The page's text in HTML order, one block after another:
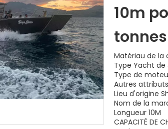
10m
Matériau de la
Type Yacht de
Type de
Autres attributs
Lieu d'origine
Nom de la
Longueur 10M
CAPACITÉ DE